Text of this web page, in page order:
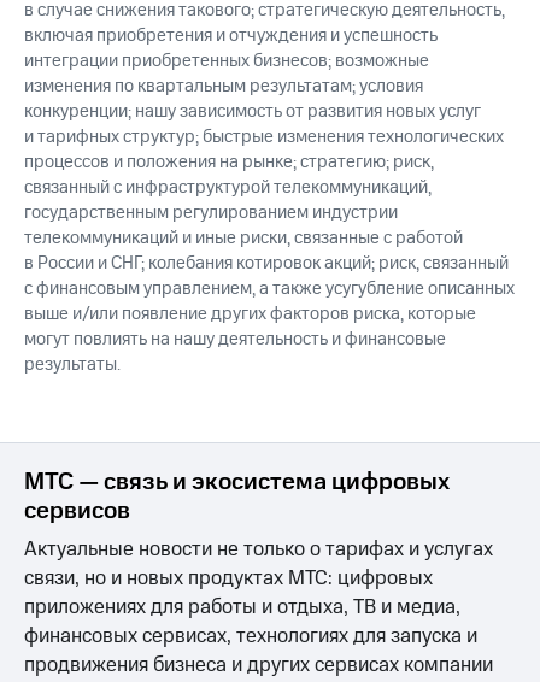
в случае снижения такового; стратегическую деятельность,
включая приобретения и отчуждения и успешность
интеграции приобретенных бизнесов; возможные
изменения по квартальным результатам; условия
конкуренции; нашу зависимость от развития новых услуг
и тарифных структур; быстрые изменения технологических
процессов и положения на рынке; стратегию; риск,
связанный с инфраструктурой телекоммуникаций,
государственным регулированием индустрии
телекоммуникаций и иные риски, связанные с работой
в России и СНГ; колебания котировок акций; риск, связанный
с финансовым управлением, а также усугубление описанных
выше и/или появление других факторов риска, которые
могут повлиять на нашу деятельность и финансовые
результаты.
МТС — связь и экосистема цифровых
сервисов
Актуальные новости не только о тарифах и услугах
связи, но и новых продуктах МТС: цифровых
приложениях для работы и отдыха, ТВ и медиа,
финансовых сервисах, технологиях для запуска и
продвижения бизнеса и других сервисах компании